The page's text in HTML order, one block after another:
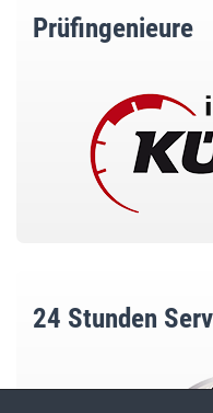
Prüfingenieure
24 Stunden